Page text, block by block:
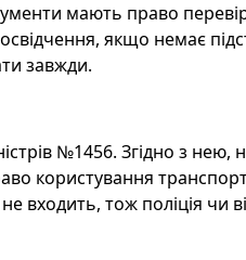
мають право
якщо немає
завжди.
№1456. Згідно з
користування
входить, тож поліція чи